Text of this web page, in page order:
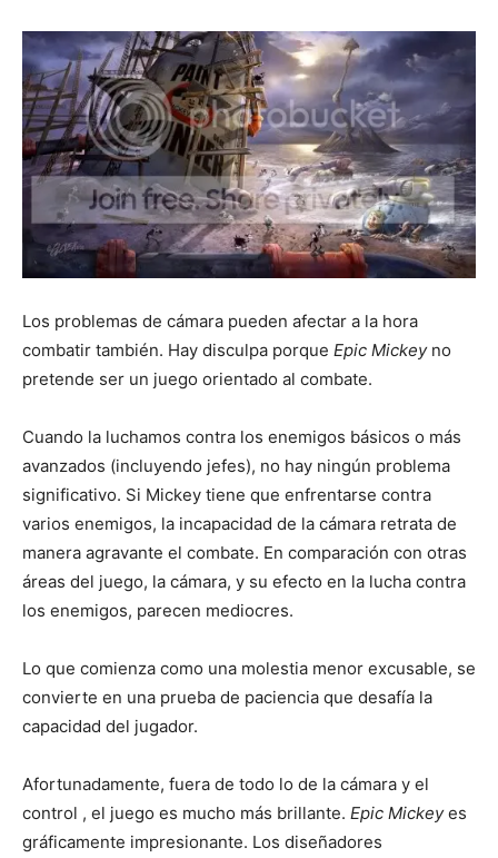
Los problemas de cámara pueden afectar a la hora
combatir también. Hay disculpa porque Epic Mickeyno
pretende ser un juego orientado al combate.
Cuando la luchamos contra los enemigos básicos o más
avanzados (incluyendo jefes), no hay ningún problema
significativo. Si Mickey tiene que enfrentarse contra
varios enemigos, la incapacidad de la cámara retrata de
manera agravante el combate. En comparación con otras
áreas del juego, la cámara, y su efecto en la lucha contra
los enemigos, parecen mediocres.
Lo que comienza como una molestia menor excusable, se
convierte en una prueba de paciencia que desafía la
capacidad del jugador.
Afortunadamente, fuera de todo lo de la cámara y el
control , el juego es mucho más brillante. Epic Mickeyes
gráficamente impresionante. Los diseñadores